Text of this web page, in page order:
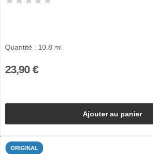
Quantité : 10.8 ml
23,90 €
Ajouter au panier
ORIGINAL